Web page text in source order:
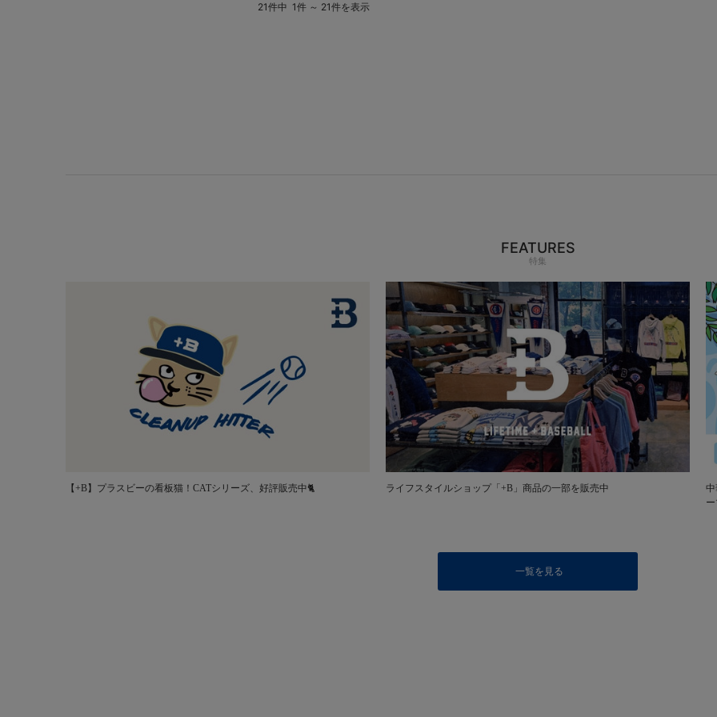
21件中 1件 ～ 21件を表示
FEATURES
特集
【+B】プラスビーの看板猫！CATシリーズ、好評販売中🐈 ライフスタイルショップ「+B」商品の一部を販売中
一覧を見る